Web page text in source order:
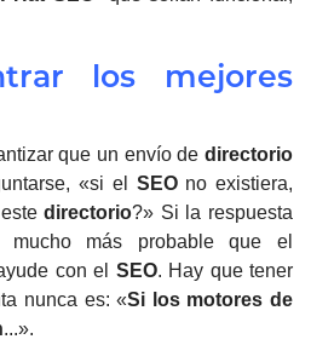
los mejores
que un envío de directorio
«si el SEOno existiera,
estedirectorio?» Si la respuesta
más probable que el
con el SEO. Hay que tener
nunca es: «Si los motores de
...».